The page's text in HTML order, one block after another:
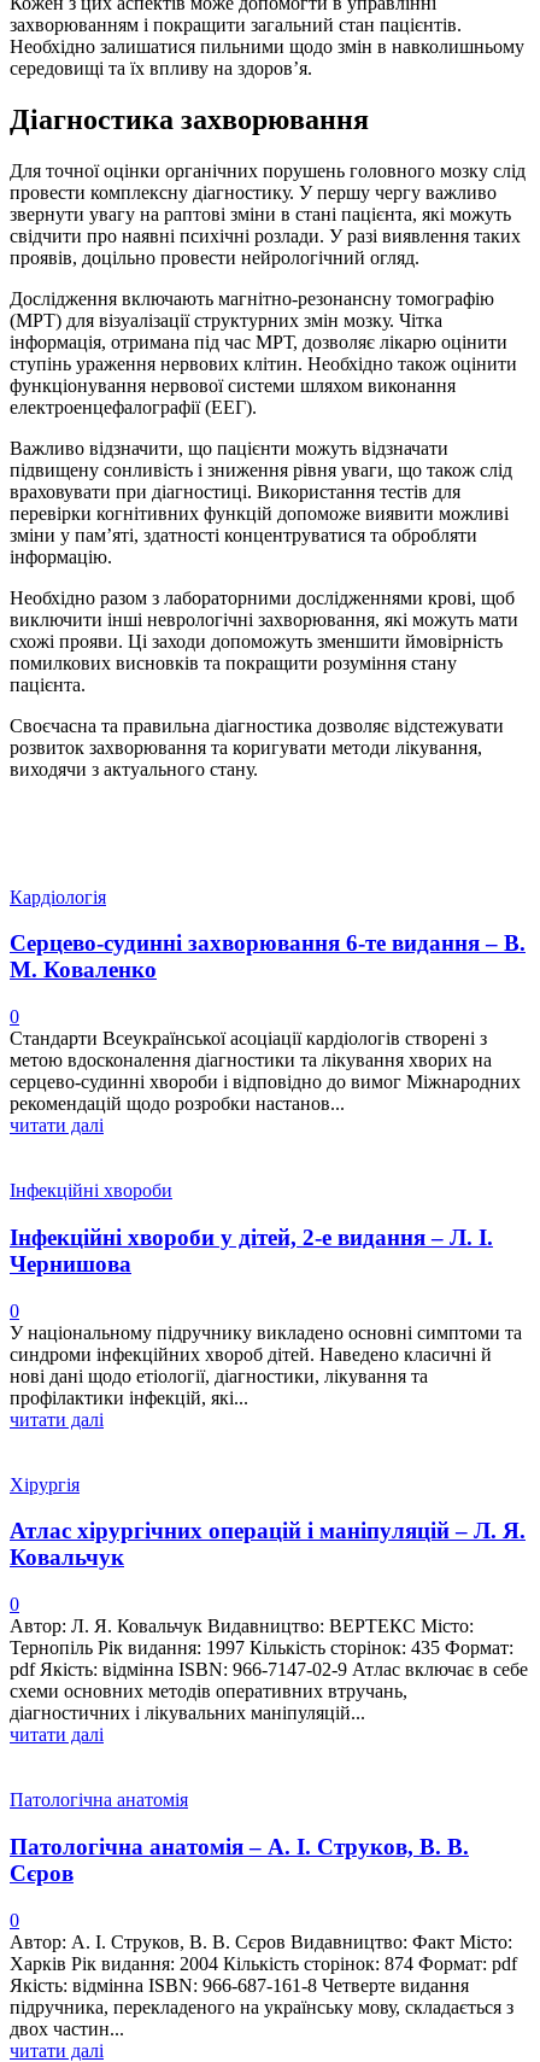
захворюванням і покращити загальний стан пацієнтів.
Необхідно залишатися пильними щодо змін в навколишньому
середовищі та їх впливу на здоров’я.
Діагностика захворювання
Для точної оцінки органічних порушень головного мозку слід
провести комплексну діагностику. У першу чергу важливо
звернути увагу на раптові зміни в стані пацієнта, які можуть
свідчити про наявні психічні розлади. У разі виявлення таких
проявів, доцільно провести нейрологічний огляд.
Дослідження включають магнітно-резонансну томографію
(МРТ) для візуалізації структурних змін мозку. Чітка
інформація, отримана під час МРТ, дозволяє лікарю оцінити
ступінь ураження нервових клітин. Необхідно також оцінити
функціонування нервової системи шляхом виконання
електроенцефалографії (ЕЕГ).
Важливо відзначити, що пацієнти можуть відзначати
підвищену сонливість і зниження рівня уваги, що також слід
враховувати при діагностиці. Використання тестів для
перевірки когнітивних функцій допоможе виявити можливі
зміни у пам’яті, здатності концентруватися та обробляти
інформацію.
Необхідно разом з лабораторними дослідженнями крові, щоб
виключити інші неврологічні захворювання, які можуть мати
схожі прояви. Ці заходи допоможуть зменшити ймовірність
помилкових висновків та покращити розуміння стану
пацієнта.
Своєчасна та правильна діагностика дозволяє відстежувати
розвиток захворювання та коригувати методи лікування,
виходячи з актуального стану.
Кардіологія
Серцево-судинні захворювання 6-те видання – В.
М. Коваленко
0
Стандарти Всеукраїнської асоціації кардіологів створені з
метою вдосконалення діагностики та лікування хворих на
серцево-судинні хвороби і відповідно до вимог Міжнародних
рекомендацій щодо розробки настанов...
читати далі
Інфекційні хвороби
Інфекційні хвороби у дітей, 2-е видання – Л. І.
Чернишова
0
У національному підручнику викладено основні симптоми та
синдроми інфекційних хвороб дітей. Наведено класичні й
нові дані щодо етіології, діагностики, лікування та
профілактики інфекцій, які...
читати далі
Хірургія
Атлас хірургічних операцій і маніпуляцій – Л. Я.
Ковальчук
0
Автор: Л. Я. Ковальчук Видавництво: ВЕРТЕКС Місто:
Тернопіль Рік видання: 1997 Кількість сторінок: 435 Формат:
pdf Якість: відмінна ISBN: 966-7147-02-9 Атлас включає в себе
схеми основних методів оперативних втручань,
діагностичних і лікувальних маніпуляцій...
читати далі
Патологічна анатомія
Патологічна анатомія – А. І. Струков, В. В.
Сєров
0
Автор: А. І. Струков, В. В. Сєров Видавництво: Факт Місто:
Харків Рік видання: 2004 Кількість сторінок: 874 Формат: pdf
Якість: відмінна ISBN: 966-687-161-8 Четверте видання
підручника, перекладеного на українську мову, складається з
двох частин...
читати далі